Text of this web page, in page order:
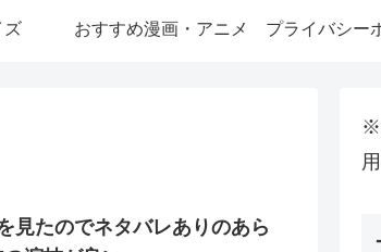
ズ おすすめ漫画・アニメ プライバシー
見たのでネタバレありのあら
※